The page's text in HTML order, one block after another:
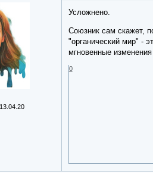
Усложнено.
Союзник сам скажет,
"органический мир" -
мгновенные
0